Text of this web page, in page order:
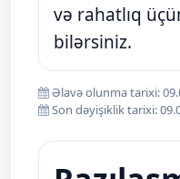
və rahatlıq
bilərsiniz.
Əlavə olunma tarixi:
Son dəyişiklik tarixi: